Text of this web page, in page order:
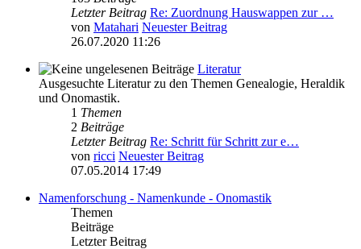
Letzter Beitrag Re: Zuordnung Hauswappen zur …
von Matahari Neuester Beitrag
26.07.2020 11:26
Literatur
Ausgesuchte Literatur zu den Themen Genealogie, Heraldik
und Onomastik.
1 Themen
2 Beiträge
Letzter Beitrag Re: Schritt für Schritt zur e…
von ricci Neuester Beitrag
07.05.2014 17:49
Namenforschung - Namenkunde - Onomastik
Themen
Beiträge
Letzter Beitrag